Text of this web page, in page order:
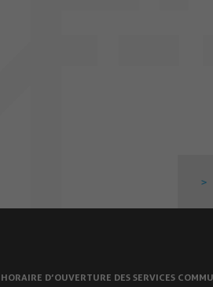
HORAIRE D’OUVERTURE DES SERVICES